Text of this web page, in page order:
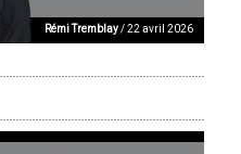
Rémi Tremblay/ 22 avril 2026